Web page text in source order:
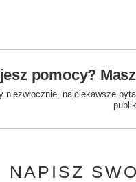
pomocy?
niezwłocznie, najciekawsze
NAPISZ